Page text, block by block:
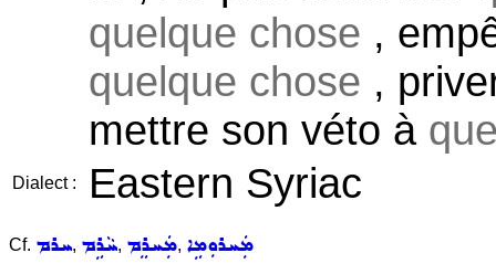
quelque chose ,
quelque chose ,
mettre son véto à
Dialect : Eastern Syriac
Cf. ܚܪܡ, ܚܵܪܹܡ, ܡܲܚܪܸܡ, ܡܲܚܪܘܼܡܹܐ